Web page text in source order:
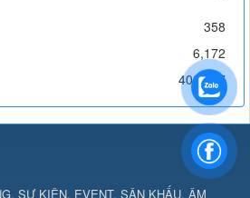
358
6,172
402,257
SỰ KIỆN, EVENT, SÂN KHẤU, ÂM